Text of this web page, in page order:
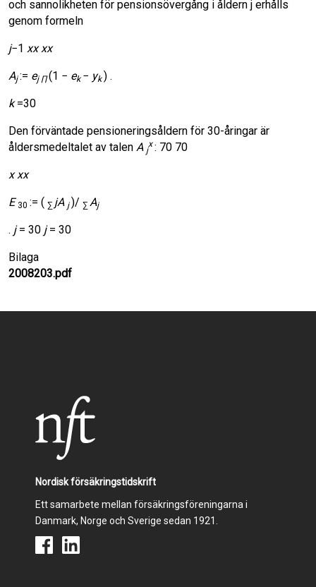
och sannolikheten för pensionsövergång i åldern j erhålls
genom formeln
j−1 xx xx
Aj:= ej ∏(1 − ek − yk) .
k=30
Den förväntade pensioneringsåldern för 30-åringar är
åldersmedeltalet av talen A j
x: 70 70
x xx
E30 := ( ∑jA j)/ ∑ Aj
. j= 30 j= 30
Bilaga
2008203.pdf
Nordisk försäkringstidskrift
Ett samarbete mellan försäkringsföreningarna i
Danmark, Norge och Sverige sedan 1921.